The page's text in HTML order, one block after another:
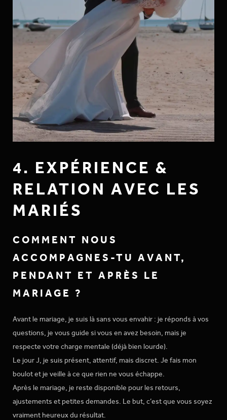
4. EXPÉRIENCE &
RELATION AVEC LES
MARIÉS
COMMENT NOUS
ACCOMPAGNES-TU AVANT,
PENDANT ET APRÈS LE
MARIAGE ?
Avant le mariage, je suis là sans vous envahir : je réponds à vos
questions, je vous guide si vous en avez besoin, mais je
respecte votre charge mentale (déjà bien lourde).
Le jour J, je suis présent, attentif, mais discret. Je fais mon
boulot et je veille à ce que rien ne vous échappe.
Après le mariage, je reste disponible pour les retours,
ajustements et petites demandes. Le but, c’est que vous soyez
vraiment heureux du résultat.